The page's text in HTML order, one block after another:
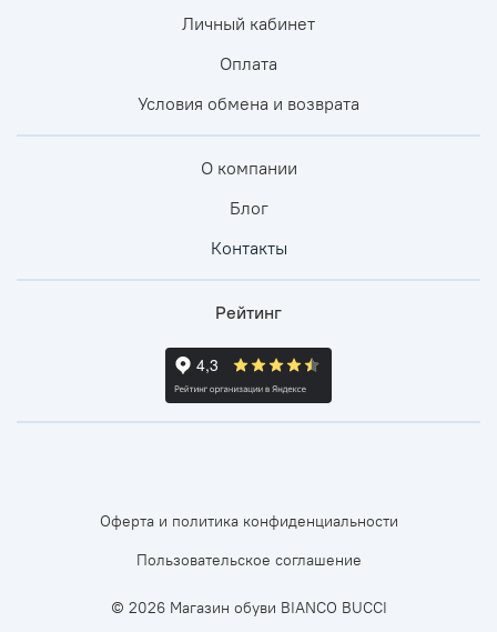
Личный кабинет
Оплата
Условия обмена и возврата
О компании
Блог
Контакты
Рейтинг
Оферта и политика конфиденциальности
Пользовательское соглашение
© 2026 Магазин обуви BIANCO BUCCI